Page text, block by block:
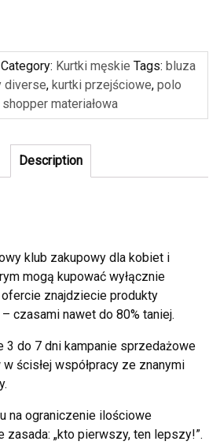
Category: Kurtki męskie Tags: bluza
diverse, kurtki przejściowe, polo
materiałowa
Description
klub zakupowy dla kobiet i
mogą kupować wyłącznie
ofercie znajdziecie produkty
czasami nawet do 80% taniej.
3 do 7 dni kampanie sprzedażowe
ścisłej współpracy ze znanymi
na ograniczenie ilościowe
„kto pierwszy, ten lepszy!”.